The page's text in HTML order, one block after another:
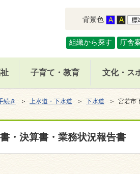
背景色
組織から探す 庁舎
子育て・教育 文化・ス
続き ＞ 上水道・下水道 ＞ 下水道 ＞ 宮若市
・決算書・業務状況報告書